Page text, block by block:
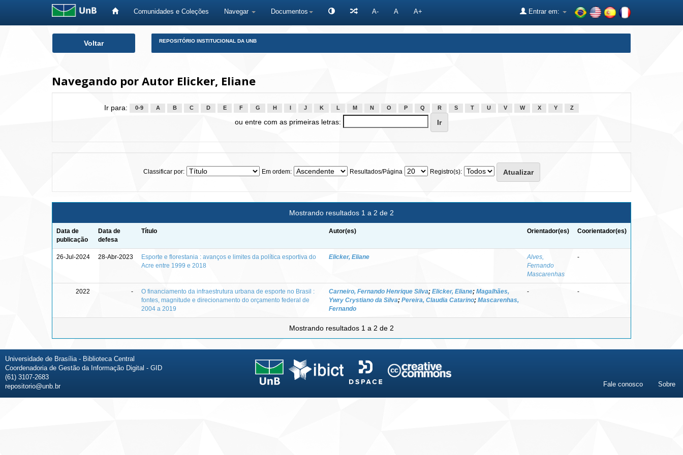
Comunidades e Coleções Navegar Documentos A- A A+ Entrar em:
Voltar REPOSITÓRIO INSTITUCIONAL DA UNB
Navegando por Autor Elicker, Eliane
Ir para: 0-9 A B C D E F G H J K L M N O P Q R S T U V W X Y Z
ou entre com as primeiras letras:
Classificar por: Em ordem: Resultados/Página Registro(s):
Mostrando resultados 1 a 2 de 2
Data de
publicação
Data de
defesa
Título Autor(es) Orientador(es) Coorientador(es)
26-Jul-2024 28-Abr-2023
Esporte e florestania : avanços e limites da política esportiva do
Acre entre 1999 e 2018
Elicker, Eliane
Alves,
Fernando
Mascarenhas
-
2022 -
O financiamento da infraestrutura urbana de esporte no Brasil :
fontes, magnitude e direcionamento do orçamento federal de
2004 a 2019
Carneiro, Fernando Henrique Silva; Elicker, Eliane; Magalhães,
Ywry Crystiano da Silva; Pereira, Claudia Catarino; Mascarenhas,
Fernando
- -
Mostrando resultados 1 a 2 de 2
Universidade de Brasília - Biblioteca Central
Coordenadoria de Gestão da Informação Digital - GID
(61) 3107-2683
repositorio@unb.br
Fale conosco Sobre